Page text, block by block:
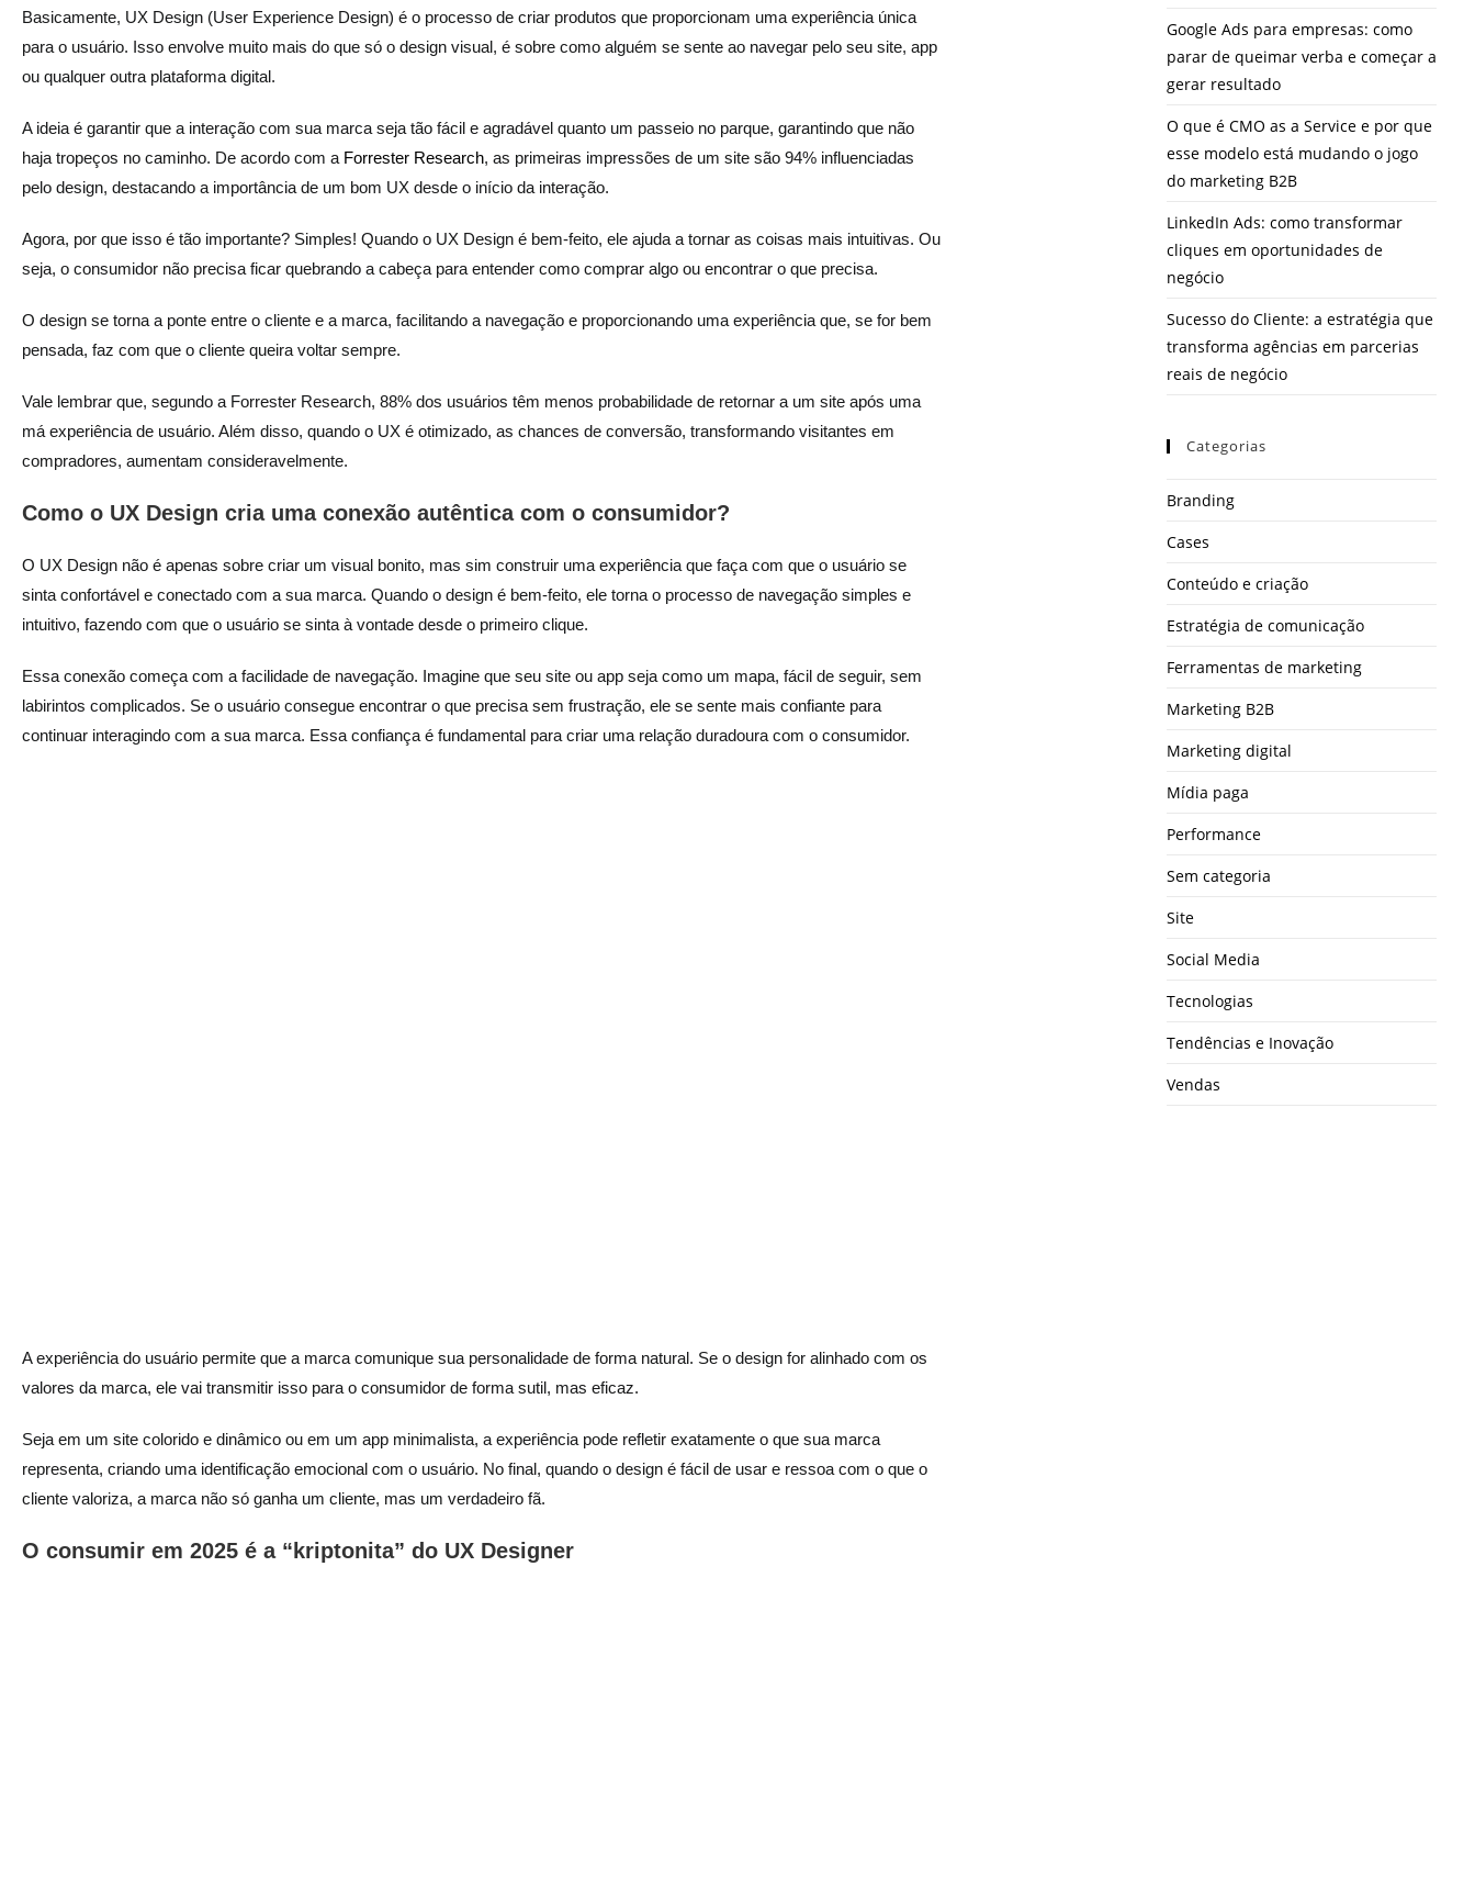
Basicamente, UX Design (User Experience Design) é o processo de criar produtos que proporcionam uma experiência única
para o usuário. Isso envolve muito mais do que só o design visual, é sobre como alguém se sente ao navegar pelo seu site, app
ou qualquer outra plataforma digital.
A ideia é garantir que a interação com sua marca seja tão fácil e agradável quanto um passeio no parque, garantindo que não
haja tropeços no caminho. De acordo com a Forrester Research, as primeiras impressões de um site são 94% influenciadas
pelo design, destacando a importância de um bom UX desde o início da interação.
Agora, por que isso é tão importante? Simples! Quando o UX Design é bem-feito, ele ajuda a tornar as coisas mais intuitivas. Ou
seja, o consumidor não precisa ficar quebrando a cabeça para entender como comprar algo ou encontrar o que precisa.
O design se torna a ponte entre o cliente e a marca, facilitando a navegação e proporcionando uma experiência que, se for bem
pensada, faz com que o cliente queira voltar sempre.
Vale lembrar que, segundo a Forrester Research, 88% dos usuários têm menos probabilidade de retornar a um site após uma
má experiência de usuário. Além disso, quando o UX é otimizado, as chances de conversão, transformando visitantes em
compradores, aumentam consideravelmente.
Como o UX Design cria uma conexão autêntica com o consumidor?
O UX Design não é apenas sobre criar um visual bonito, mas sim construir uma experiência que faça com que o usuário se
sinta confortável e conectado com a sua marca. Quando o design é bem-feito, ele torna o processo de navegação simples e
intuitivo, fazendo com que o usuário se sinta à vontade desde o primeiro clique.
Essa conexão começa com a facilidade de navegação. Imagine que seu site ou app seja como um mapa, fácil de seguir, sem
labirintos complicados. Se o usuário consegue encontrar o que precisa sem frustração, ele se sente mais confiante para
continuar interagindo com a sua marca. Essa confiança é fundamental para criar uma relação duradoura com o consumidor.
A experiência do usuário permite que a marca comunique sua personalidade de forma natural. Se o design for alinhado com os
valores da marca, ele vai transmitir isso para o consumidor de forma sutil, mas eficaz.
Seja em um site colorido e dinâmico ou em um app minimalista, a experiência pode refletir exatamente o que sua marca
representa, criando uma identificação emocional com o usuário. No final, quando o design é fácil de usar e ressoa com o que o
cliente valoriza, a marca não só ganha um cliente, mas um verdadeiro fã.
O consumir em 2025 é a “kriptonita” do UX Designer
Google Ads para empresas: como
parar de queimar verba e começar a
gerar resultado
O que é CMO as a Service e por que
esse modelo está mudando o jogo
do marketing B2B
LinkedIn Ads: como transformar
cliques em oportunidades de
negócio
Sucesso do Cliente: a estratégia que
transforma agências em parcerias
reais de negócio
Categorias
Branding
Cases
Conteúdo e criação
Estratégia de comunicação
Ferramentas de marketing
Marketing B2B
Marketing digital
Mídia paga
Performance
Sem categoria
Site
Social Media
Tecnologias
Tendências e Inovação
Vendas